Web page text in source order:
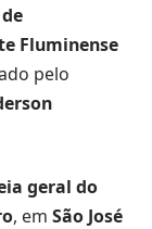
Fluminense
pelo
geral do
, em São José